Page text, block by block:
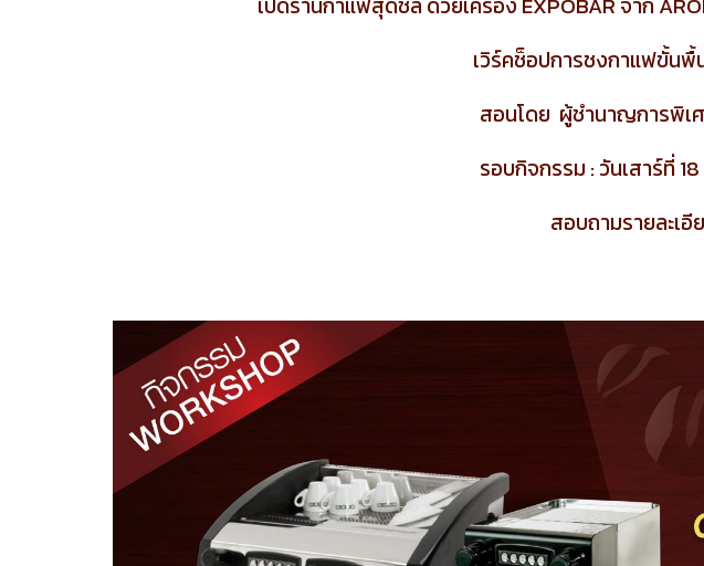
เวิร์คช็อปการชงกาแฟขั้น
สอนโดย ผู้ชำนาญการพิเ
รอบกิจกรรม : วันเสาร์ที่
สอบถามรายละเอี